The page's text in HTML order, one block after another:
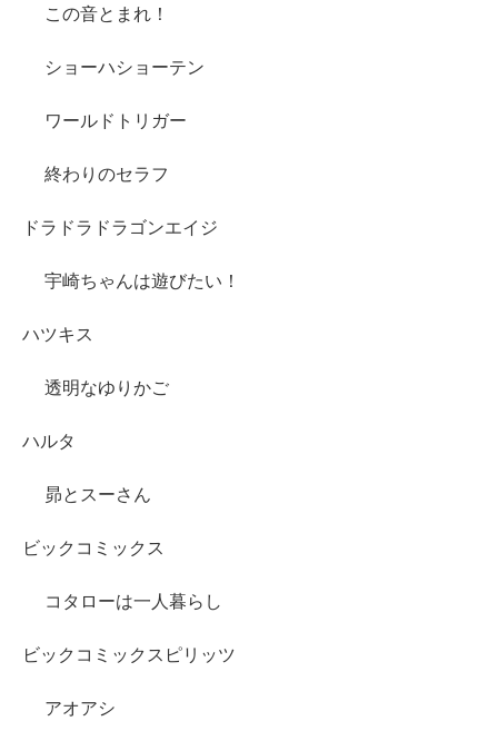
この音とまれ！
ショーハショーテン
ワールドトリガー
終わりのセラフ
ドラドラドラゴンエイジ
宇崎ちゃんは遊びたい！
ハツキス
透明なゆりかご
ハルタ
昴とスーさん
ビックコミックス
コタローは一人暮らし
ビックコミックスピリッツ
アオアシ